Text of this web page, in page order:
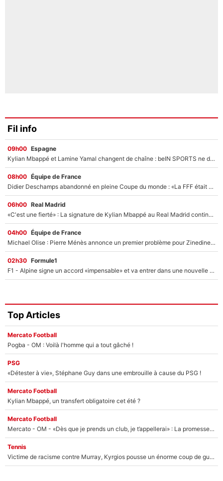
Fil info
09h00 Espagne
Kylian Mbappé et Lamine Yamal changent de chaîne : beIN SPORTS ne digère pas cette décision historique et prédit un fiasco pour la Liga
08h00 Équipe de France
Didier Deschamps abandonné en pleine Coupe du monde : «La FFF était déjà passée à Zinedine Zidane»
06h00 Real Madrid
«C'est une fierté» : La signature de Kylian Mbappé au Real Madrid continue de régaler l'Espagne
04h00 Équipe de France
Michael Olise : Pierre Ménès annonce un premier problème pour Zinedine Zidane en équipe de France
02h30 Formule1
F1 - Alpine signe un accord «impensable» et va entrer dans une nouvelle dimension : Grande nouvelle pour Pierre Gasly !
Top Articles
Mercato Football
Pogba - OM : Voilà l'homme qui a tout gâché !
PSG
«Détester à vie», Stéphane Guy dans une embrouille à cause du PSG !
Mercato Football
Kylian Mbappé, un transfert obligatoire cet été ?
Mercato Football
Mercato - OM - «Dès que je prends un club, je t’appellerai» : La promesse de Marcelino au moment de claquer la porte
Tennis
Victime de racisme contre Murray, Kyrgios pousse un énorme coup de gueule !